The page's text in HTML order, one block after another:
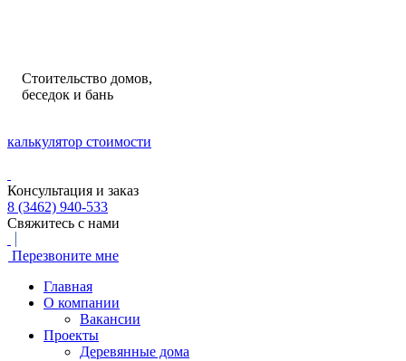
Стоительство домов,
беседок и бань
калькулятор стоимости
Консультация и заказ
8 (3462) 940-533
Свяжитесь с нами
Перезвоните мне
Главная
О компании
Вакансии
Проекты
Деревянные дома